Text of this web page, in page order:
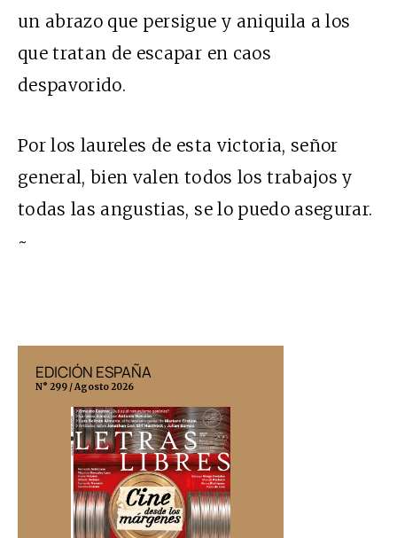
un abrazo que persigue y aniquila a los
que tratan de escapar en caos
despavorido.
Por los laureles de esta victoria, señor
general, bien valen todos los trabajos y
todas las angustias, se lo puedo asegurar.
~
EDICIÓN ESPAÑA
N° 299 / Agosto 2026